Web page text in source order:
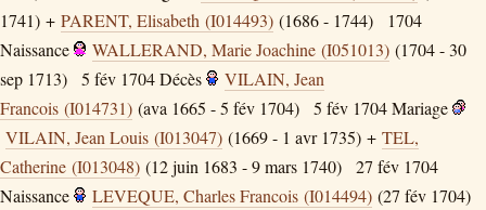
1741) + PARENT, Elisabeth (I014493) (1686 - 1744)
1704
Naissance
WALLERAND, Marie Joachine (I051013) (1704 - 30
sep 1713)
5 fév 1704Décès
VILAIN, Jean
Francois (I014731) (ava 1665 - 5 fév 1704) 5 fév 1704Mariage
VILAIN, Jean Louis (I013047) (1669 - 1 avr 1735) + TEL,
Catherine (I013048) (12 juin 1683 - 9 mars 1740)
27 fév 1704
Naissance
LEVEQUE, Charles Francois (I014494) (27 fév 1704)